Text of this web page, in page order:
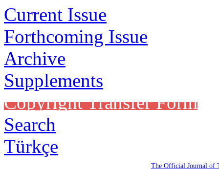
Current Issue
Forthcoming Issue
Archive
Supplements
Copyright Transfer Form
Search
Türkçe
The Official Journal of